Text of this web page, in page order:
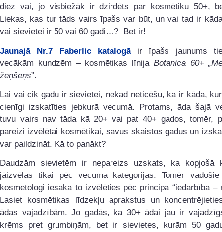
diez vai, jo visbiežāk ir dzirdēts par kosmētiku 50+,
Liekas, kas tur tāds vairs īpašs var būt, un vai tad ir
vai sievietei ir 50 vai 60 gadi…? Bet ir!
Jaunajā Nr.7 Faberlic katalogāir īpašs jaunums
vecākām kundzēm – kosmētikas līnija Botanica 60+
žeņšeņs”.
Lai vai cik gadu ir sievietei, nekad neticēšu, ka ir kāda,
cienīgi izskatīties jebkurā vecumā. Protams, āda šajā
tuvu vairs nav tāda kā 20+ vai pat 40+ gados, tomēr,
pareizi izvēlētai kosmētikai, savus skaistos gadus un
var paildzināt. Kā to panākt?
Daudzām sievietēm ir nepareizs uzskats, ka kopjošā
jāizvēlas tikai pēc vecuma kategorijas. Tomēr vadošie
kosmetologi iesaka to izvēlēties pēc principa “iedarbība –
Lasiet kosmētikas līdzekļu aprakstus un
ādas vajadzībām. Jo gadās, ka 30+ ādai jau ir
krēms pret grumbiņām, bet ir sievietes, kurām 50